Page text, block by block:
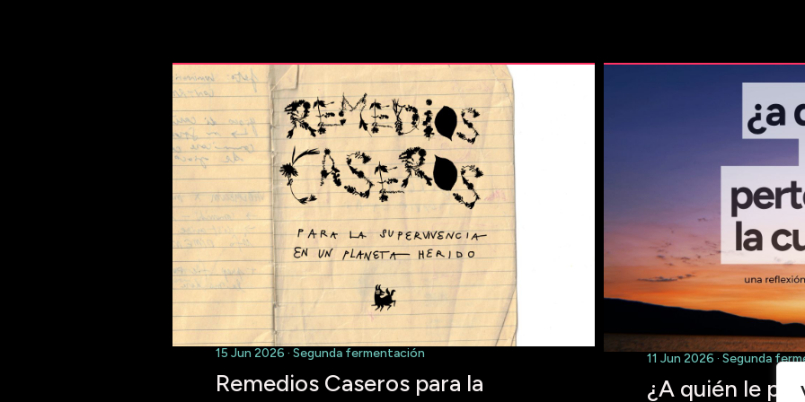
15 Jun 2026 · Segunda fermentación
Remedios Caseros para la
11 Jun 2026 · Segunda
¿A quién le